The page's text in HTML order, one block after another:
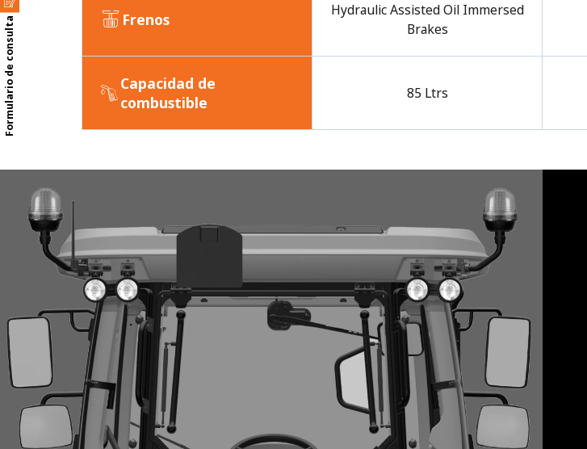
Formulario de consulta Frenos
Hydraulic Assisted Oil Immersed
Brakes
Capacidad de
combustible
85 Ltrs